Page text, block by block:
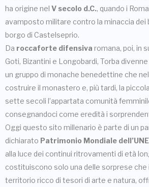
ha origine nel V secolo d.C., quando i
avamposto militare contro la minaccia dei
borgo di Castelseprio.
Da roccaforte difensiva romana, poi, in
Goti, Bizantini e Longobardi, Torba divenne
un gruppo di monache benedettine che
costruire il monastero e, più tardi, la
sette secoli l’appartata comunità
consegnandoci come eredità i
Oggi questo sito millenario è parte di un
dichiarato Patrimonio Mondiale
alla luce dei continui ritrovamenti di età
costituiscono solo una delle sorprese che
territorio ricco di tesori di arte e natura,